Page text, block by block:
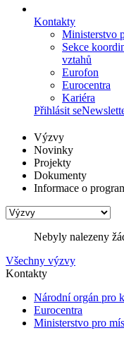
Kontakty
Ministerstvo
Sekce
vztahů
Eurofon
Eurocentra
Kariéra
Přihlásit se
Výzvy
Novinky
Projekty
Dokumenty
Informace o
Nebyly nalezeny
Všechny výzvy
Kontakty
Národní orgán pro
Eurocentra
Ministerstvo pro